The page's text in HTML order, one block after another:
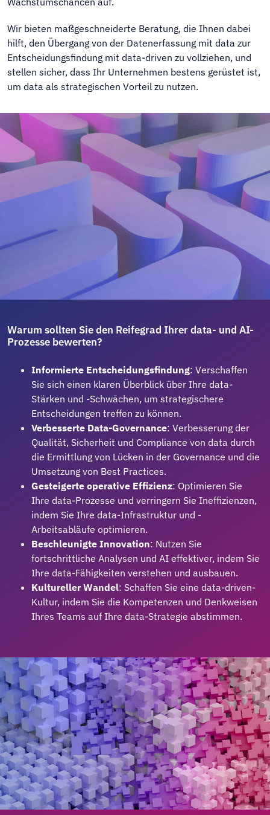
Wir bieten maßgeschneiderte Beratung, die Ihnen dabei
hilft, den Übergang von der Datenerfassung mit data zur
Entscheidungsfindung mit data-driven zu vollziehen, und
stellen sicher, dass Ihr Unternehmen bestens gerüstet ist,
um data als strategischen Vorteil zu nutzen.
Warum sollten Sie den Reifegrad Ihrer data- und AI-
Prozesse bewerten?
Informierte Entscheidungsfindung: Verschaffen
Sie sich einen klaren Überblick über Ihre data-
Stärken und -Schwächen, um strategischere
Entscheidungen treffen zu können.
Verbesserte Data-Governance: Verbesserung der
Qualität, Sicherheit und Compliance von data durch
die Ermittlung von Lücken in der Governance und die
Umsetzung von Best Practices.
Gesteigerte operative Effizienz: Optimieren Sie
Ihre data-Prozesse und verringern Sie Ineffizienzen,
indem Sie Ihre data-Infrastruktur und -
Arbeitsabläufe optimieren.
Beschleunigte Innovation: Nutzen Sie
fortschrittliche Analysen und AI effektiver, indem Sie
Ihre data-Fähigkeiten verstehen und ausbauen.
Kultureller Wandel: Schaffen Sie eine data-driven-
Kultur, indem Sie die Kompetenzen und Denkweisen
Ihres Teams auf Ihre data-Strategie abstimmen.